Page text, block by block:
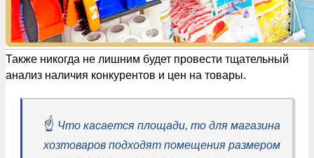
Также никогда не лишним будет провести тщательный
анализ наличия конкурентов и цен на товары.
☝️ Что касается площади, то для магазина
хозтоваров подходят помещения размером